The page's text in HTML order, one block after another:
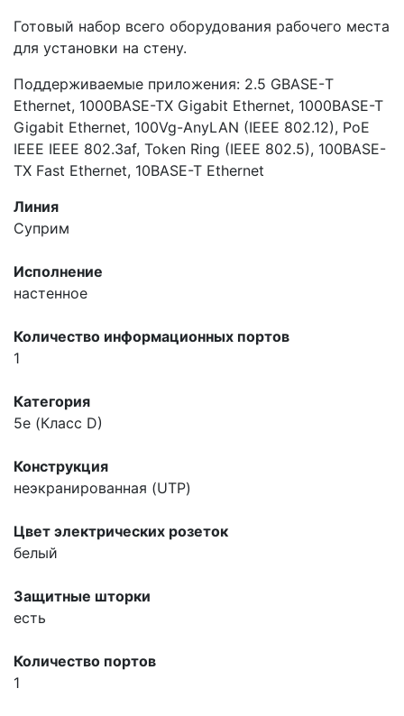
Готовый набор всего оборудования рабочего места
для установки на стену.
Поддерживаемые приложения: 2.5 GBASE-Т
Ethernet, 1000BASE-TX Gigabit Ethernet, 1000BASE-T
Gigabit Ethernet, 100Vg-AnyLAN (IEEE 802.12), PoE
IEEE IEEE 802.3af, Token Ring (IEEE 802.5), 100BASE-
TX Fast Ethernet, 10BASE-T Ethernet
Линия
Суприм
Исполнение
настенное
Количество информационных портов
1
Категория
5e (Класс D)
Конструкция
неэкранированная (UTP)
Цвет электрических розеток
белый
Защитные шторки
есть
Количество портов
1